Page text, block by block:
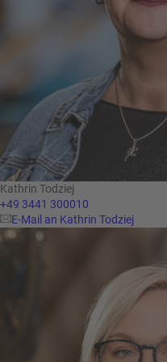
Kathrin Todziej
+49 3441 300010
E-Mail an Kathrin Todziej